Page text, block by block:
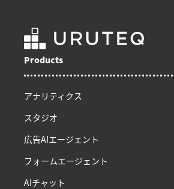
Products
アナリティクス
スタジオ
広告AIエージェント
フォームエージェント
AIチャット